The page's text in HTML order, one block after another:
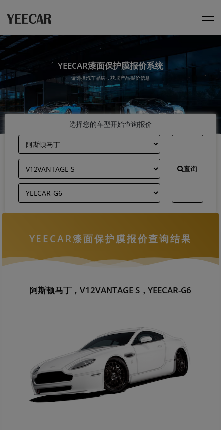
YEECAR漆面保护膜报价系统
请选择汽车品牌，获取产品报价信息
选择您的车型开始查询报价
查询
YEECAR漆面保护膜报价查询结果
阿斯顿马丁，V12VANTAGE S，YEECAR-G6